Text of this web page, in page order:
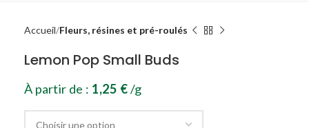
Accueil Fleurs, résines et pré-roulés
Lemon Pop Small Buds
À partir de : 1,25 €/g